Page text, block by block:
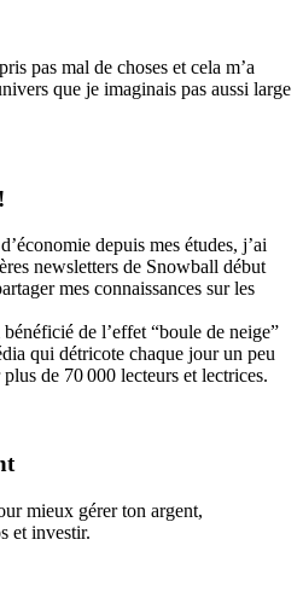
pas mal de choses et cela m’a
que je imaginais pas aussi large
depuis mes études, j’ai
newsletters de Snowball début
mes connaissances sur les
de l’effet “boule de neige”
qui détricote chaque jour un peu
de 70 000 lecteurs et lectrices.
mieux gérer ton argent,
et investir.